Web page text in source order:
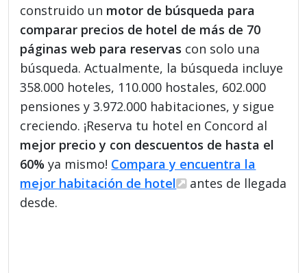
construido un motor de búsqueda para
comparar precios de hotel de más de 70
páginas web para reservas con solo una
búsqueda. Actualmente, la búsqueda incluye
358.000 hoteles, 110.000 hostales, 602.000
pensiones y 3.972.000 habitaciones, y sigue
creciendo. ¡Reserva tu hotel en Concord al
mejor precio y con descuentos de hasta el
60% ya mismo! Compara y encuentra la
mejor habitación de hotel
antes de llegada
desde.